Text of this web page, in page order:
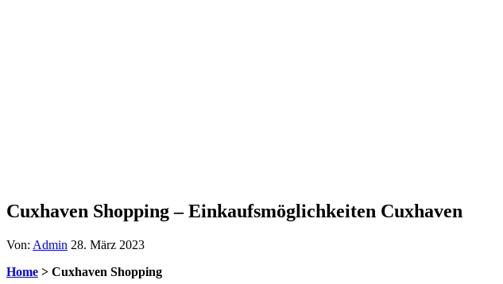
Cuxhaven Shopping – Einkaufsmöglichkeiten Cuxhaven
Von: Admin 28. März 2023
Home > Cuxhaven Shopping